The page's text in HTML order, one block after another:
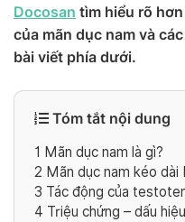
Docosan tìm hiểu rõ
của mãn dục nam và
bài viết phía dưới.
Tóm tắt nội dung
1 Mãn dục nam là gì?
2 Mãn dục nam kéo dài
3 Tác động của
4 Triệu chứng – dấu